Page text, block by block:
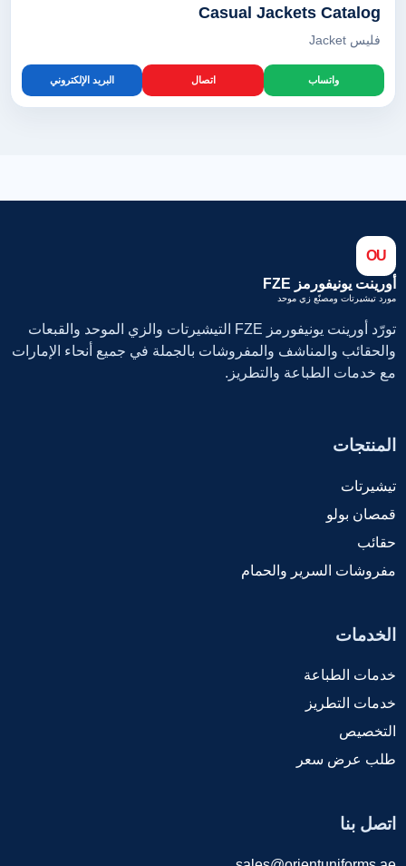
Casual Jackets Catalog
فليس Jacket
واتساب اتصال البريد الإلكتروني
OU
أورينت يونيفورمز FZE
مورد تيشيرتات ومصنّع زي موحد
تورّد أورينت يونيفورمز FZE التيشيرتات والزي الموحد والقبعات
والحقائب والمناشف والمفروشات بالجملة في جميع أنحاء الإمارات
مع خدمات الطباعة والتطريز.
المنتجات
تيشيرتات
قمصان بولو
حقائب
مفروشات السرير والحمام
الخدمات
خدمات الطباعة
خدمات التطريز
التخصيص
طلب عرض سعر
اتصل بنا